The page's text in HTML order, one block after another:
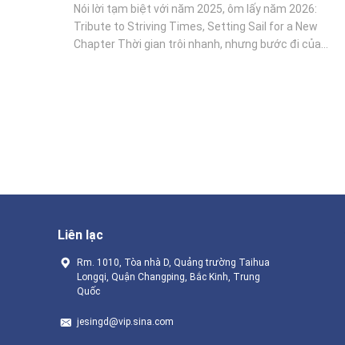
Nói lời tạm biệt với năm 2025, ôm lấy năm 2026:
Tribute to Striving Times, Setting Sail for a New
Chapter Thời gian trôi nhanh, nhưng bước đi của
Liên lạc
Rm. 1010, Tòa nhà D, Quảng trường Taihua
Longqi, Quận Changping, Bắc Kinh, Trung
Quốc
jesingd@vip.sina.com